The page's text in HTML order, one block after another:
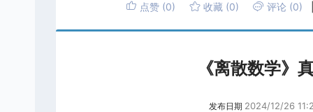
点赞 (0) 收藏 (0) 评论 (0)
《离散数学》
发布日期 2024/12/26